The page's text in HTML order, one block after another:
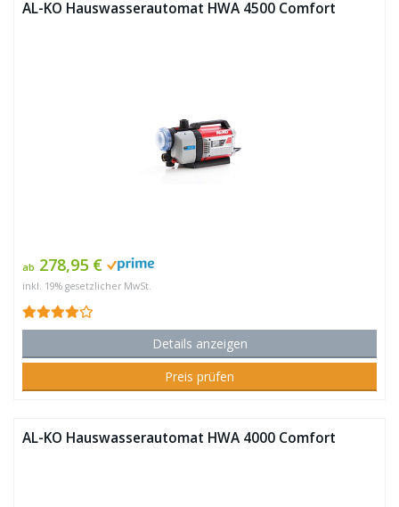
AL-KO Hauswasserautomat HWA 4500 Comfort
ab 278,95 €
inkl. 19% gesetzlicher MwSt.
Details anzeigen
Preis prüfen
AL-KO Hauswasserautomat HWA 4000 Comfort